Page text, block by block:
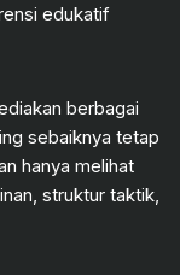
edukatif
berbagai
sebaiknya tetap
hanya melihat
struktur taktik,